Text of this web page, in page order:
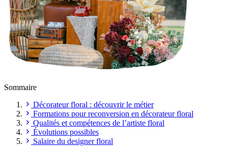
Sommaire
Décorateur floral : découvrir le métier
Formations pour reconversion en décorateur floral
Qualités et compétences de l’artiste floral
Évolutions possibles
Salaire du designer floral